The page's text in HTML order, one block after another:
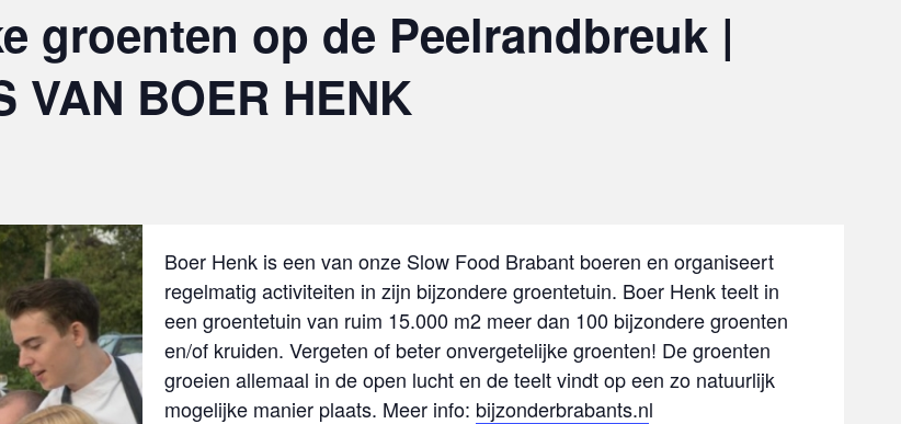
groenten op de Peelrandbreuk |
VAN BOER HENK
Boer Henk is een van onze Slow Food Brabant boeren en organiseert
regelmatig activiteiten in zijn bijzondere groentetuin. Boer Henk teelt in
een groentetuin van ruim 15.000 m2 meer dan 100 bijzondere groenten
en/of kruiden. Vergeten of beter onvergetelijke groenten! De groenten
groeien allemaal in de open lucht en de teelt vindt op een zo natuurlijk
mogelijke manier plaats. Meer info: bijzonderbrabants.nl